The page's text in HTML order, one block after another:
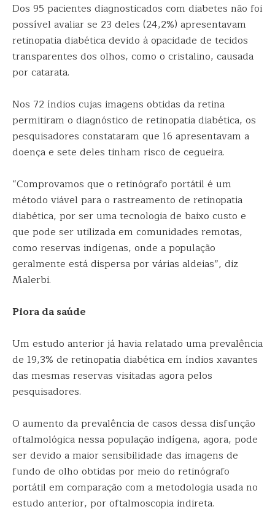
Dos 95 pacientes diagnosticados com diabetes não foi
possível avaliar se 23 deles (24,2%) apresentavam
retinopatia diabética devido à opacidade de tecidos
transparentes dos olhos, como o cristalino, causada
por catarata.
Nos 72 índios cujas imagens obtidas da retina
permitiram o diagnóstico de retinopatia diabética, os
pesquisadores constataram que 16 apresentavam a
doença e sete deles tinham risco de cegueira.
“Comprovamos que o retinógrafo portátil é um
método viável para o rastreamento de retinopatia
diabética, por ser uma tecnologia de baixo custo e
que pode ser utilizada em comunidades remotas,
como reservas indígenas, onde a população
geralmente está dispersa por várias aldeias”, diz
Malerbi.
Piora da saúde
Um estudo anterior já havia relatado uma prevalência
de 19,3% de retinopatia diabética em índios xavantes
das mesmas reservas visitadas agora pelos
pesquisadores.
O aumento da prevalência de casos dessa disfunção
oftalmológica nessa população indígena, agora, pode
ser devido a maior sensibilidade das imagens de
fundo de olho obtidas por meio do retinógrafo
portátil em comparação com a metodologia usada no
estudo anterior, por oftalmoscopia indireta.